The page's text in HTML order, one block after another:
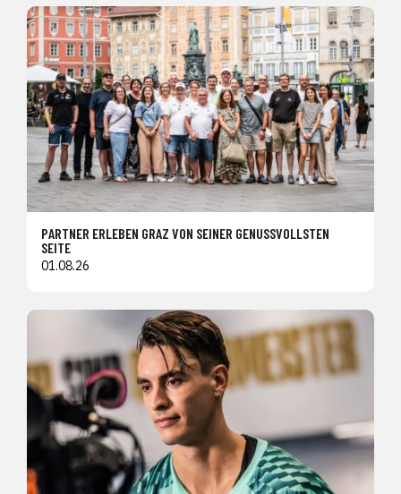
PARTNER ERLEBEN GRAZ VON SEINER GENUSSVOLLSTEN
SEITE
01.08.26